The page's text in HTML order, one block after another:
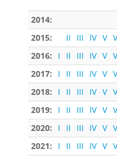
2014:
2015:
II III IV V
2016:
I II III IV V
2017:
I II III IV V
2018:
I II III IV V
2019:
I II III IV V
2020:
I II III IV V
2021:
I II III IV V